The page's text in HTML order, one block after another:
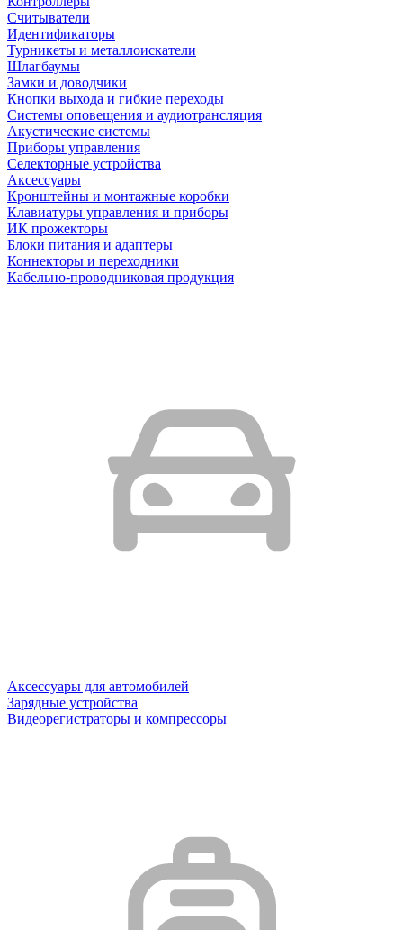
Считыватели
Идентификаторы
Турникеты и металлоискатели
Шлагбаумы
Замки и доводчики
Кнопки выхода и гибкие переходы
Системы оповещения и аудиотрансляция
Акустические системы
Приборы управления
Селекторные устройства
Аксессуары
Кронштейны и монтажные коробки
Клавиатуры управления и приборы
ИК прожекторы
Блоки питания и адаптеры
Коннекторы и переходники
Кабельно-проводниковая продукция
Аксессуары для автомобилей
Зарядные устройства
Видеорегистраторы и компрессоры